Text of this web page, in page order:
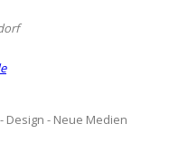
Design - Neue Medien